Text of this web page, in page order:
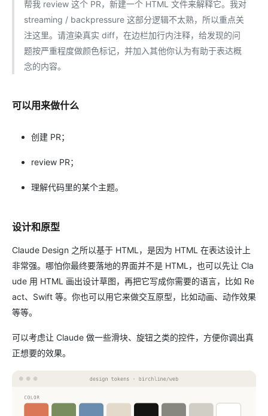
帮我 review 这个 PR，新建一个 HTML 文件来解释它。我对
streaming / backpressure 这部分逻辑不太熟，所以重点关
注这里。请渲染真实 diff，在边栏加行内注释，给发现的问
题按严重程度做颜色标记，并加入其他你认为有助于表达概
念的内容。
可以用来做什么
创建 PR；
review PR；
理解代码里的某个主题。
设计和原型
Claude Design 之所以基于 HTML，是因为 HTML 在表达设计上
非常强。哪怕你最终要落地的界面并不是 HTML，也可以先让 Cla
ude 用 HTML 画出设计草图，再把它写成你需要的语言，比如 Re
act、Swift 等。你也可以用它来做交互原型，比如动画、动作效果
等等。
可以考虑让 Claude 做一些滑块、旋钮之类的控件，方便你调出真
正想要的效果。